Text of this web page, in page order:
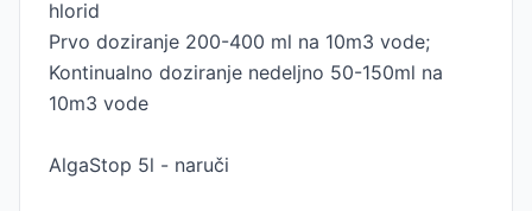
hlorid
Prvo doziranje 200-400 ml na 10m3 vode;
Kontinualno doziranje nedeljno 50-150ml na
10m3 vode
AlgaStop 5l - naruči